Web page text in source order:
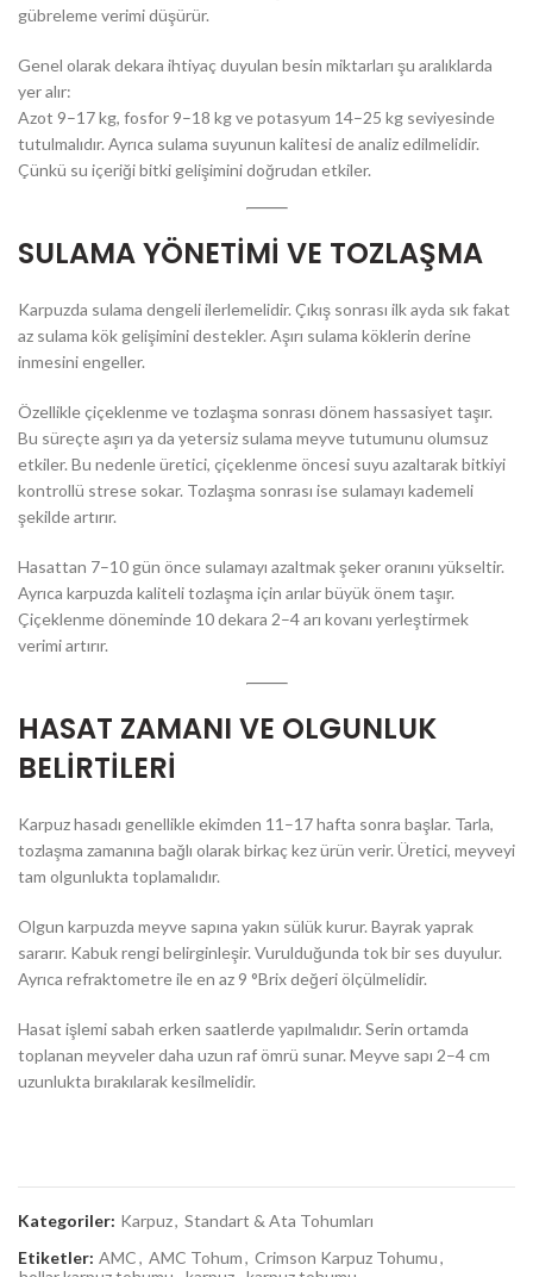
gübreleme verimi düşürür.
Genel olarak dekara ihtiyaç duyulan besin miktarları şu aralıklarda
yer alır:
Azot 9–17 kg, fosfor 9–18 kg ve potasyum 14–25 kg seviyesinde
tutulmalıdır. Ayrıca sulama suyunun kalitesi de analiz edilmelidir.
Çünkü su içeriği bitki gelişimini doğrudan etkiler.
SULAMA YÖNETİMİ VE TOZLAŞMA
Karpuzda sulama dengeli ilerlemelidir. Çıkış sonrası ilk ayda sık fakat
az sulama kök gelişimini destekler. Aşırı sulama köklerin derine
inmesini engeller.
Özellikle çiçeklenme ve tozlaşma sonrası dönem hassasiyet taşır.
Bu süreçte aşırı ya da yetersiz sulama meyve tutumunu olumsuz
etkiler. Bu nedenle üretici, çiçeklenme öncesi suyu azaltarak bitkiyi
kontrollü strese sokar. Tozlaşma sonrası ise sulamayı kademeli
şekilde artırır.
Hasattan 7–10 gün önce sulamayı azaltmak şeker oranını yükseltir.
Ayrıca karpuzda kaliteli tozlaşma için arılar büyük önem taşır.
Çiçeklenme döneminde 10 dekara 2–4 arı kovanı yerleştirmek
verimi artırır.
HASAT ZAMANI VE OLGUNLUK
BELİRTİLERİ
Karpuz hasadı genellikle ekimden 11–17 hafta sonra başlar. Tarla,
tozlaşma zamanına bağlı olarak birkaç kez ürün verir. Üretici, meyveyi
tam olgunlukta toplamalıdır.
Olgun karpuzda meyve sapına yakın sülük kurur. Bayrak yaprak
sararır. Kabuk rengi belirginleşir. Vurulduğunda tok bir ses duyulur.
Ayrıca refraktometre ile en az 9 °Brix değeri ölçülmelidir.
Hasat işlemi sabah erken saatlerde yapılmalıdır. Serin ortamda
toplanan meyveler daha uzun raf ömrü sunar. Meyve sapı 2–4 cm
uzunlukta bırakılarak kesilmelidir.
Kategoriler: Karpuz, Standart & Ata Tohumları
Etiketler: AMC, AMC Tohum, Crimson Karpuz Tohumu,